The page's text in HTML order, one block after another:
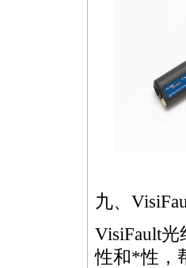
九、
VisiFault
性和*性，